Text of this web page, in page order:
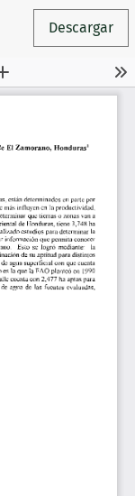
Descargar